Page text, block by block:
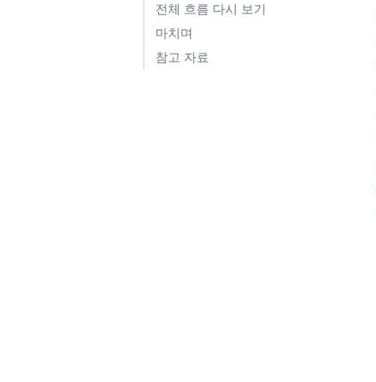
전체 흐름 다시 보기
마치며
참고 자료